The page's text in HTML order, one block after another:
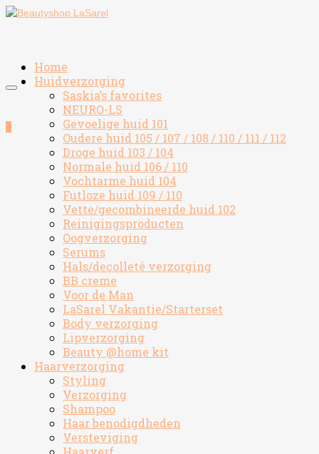
Home
Huidverzorging
Saskia’s favorites
NEURO-LS
Gevoelige huid 101
Oudere huid 105 / 107 / 108 / 110 / 111 / 112
Droge huid 103 / 104
Normale huid 106 / 110
Vochtarme huid 104
Futloze huid 109 / 110
Vette/gecombineerde huid 102
Reinigingsproducten
Oogverzorging
Serums
Hals/decolleté verzorging
BB creme
Voor de Man
LaSarel Vakantie/Starterset
Body verzorging
Lipverzorging
Beauty @home kit
Haarverzorging
Styling
Verzorging
Shampoo
Haar benodigdheden
Versteviging